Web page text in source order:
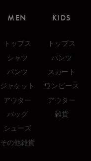
MEN
トップス
シャツ
パンツ
ジャケット
アウター
バッグ
シューズ
その他雑貨
KIDS
トップス
パンツ
スカート
ワンピース
アウター
雑貨